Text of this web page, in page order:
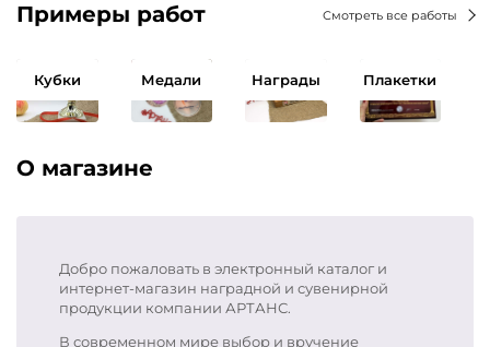
Примеры работ Смотреть все работы
Кубки Медали Награды Плакетки
О магазине
Добро пожаловать в электронный каталог и
интернет-магазин наградной и сувенирной
продукции компании АРТАНС.
В современном мире выбор и вручение